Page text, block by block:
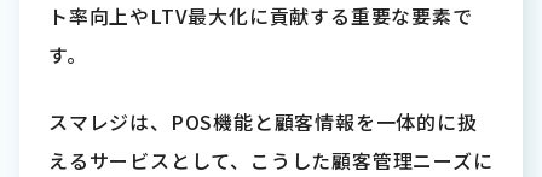
ト率向上やLTV最大化に貢献する重要な要素で
す。
スマレジは、POS機能と顧客情報を一体的に扱
えるサービスとして、こうした顧客管理ニーズに